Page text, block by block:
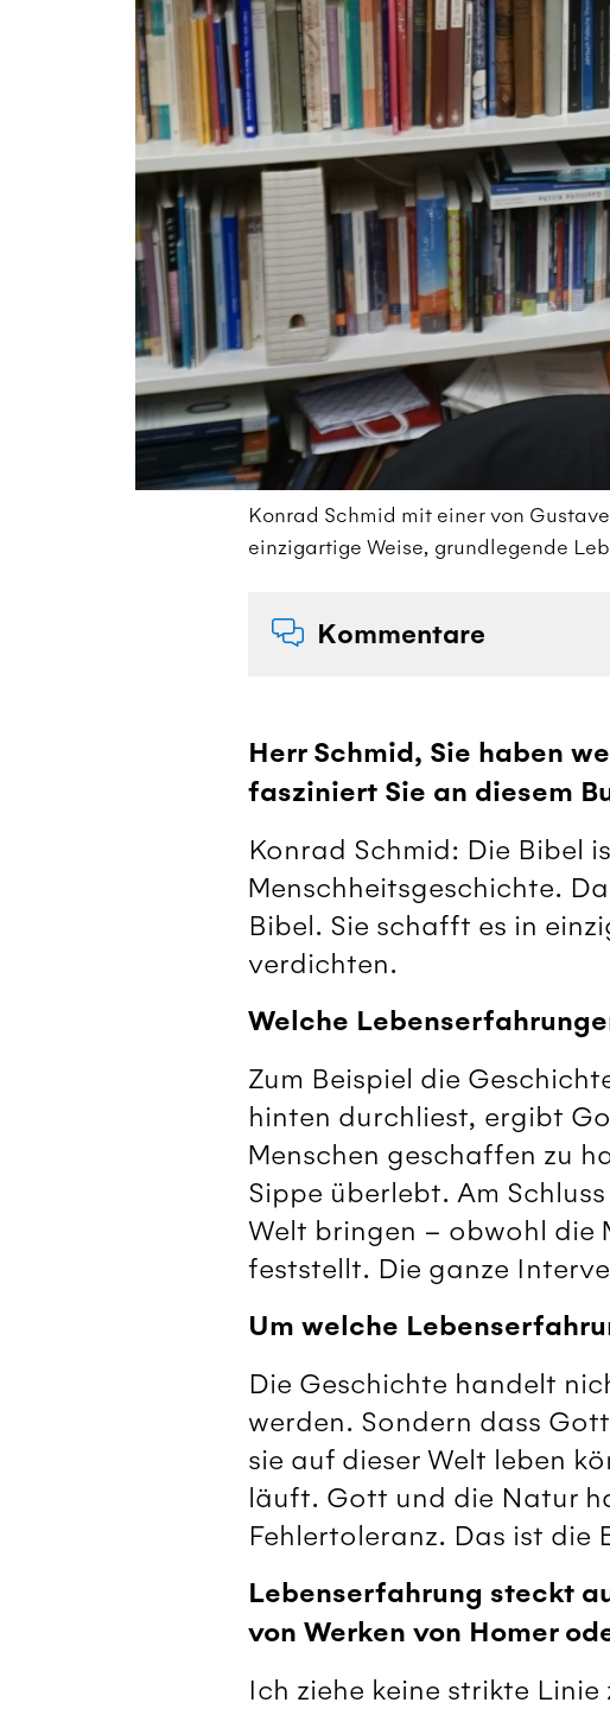
Konrad Schmid mit einer von
einzigartige Weise, grundlegende
Kommentare
Herr Schmid, Sie haben
fasziniert Sie an diesem
Konrad Schmid: Die Bibel
Menschheitsgeschichte.
Bibel. Sie schafft es in
verdichten.
Welche
Zum Beispiel die
hinten durchliest, ergibt
Menschen geschaffen zu
Sippe überlebt. Am
Welt bringen – obwohl die
feststellt. Die ganze
Um welche
Die Geschichte handelt
werden. Sondern dass
sie auf dieser Welt leben
läuft. Gott und die Natur
Fehlertoleranz. Das ist
Lebenserfahrung steckt
von Werken von Homer
Ich ziehe keine strikte